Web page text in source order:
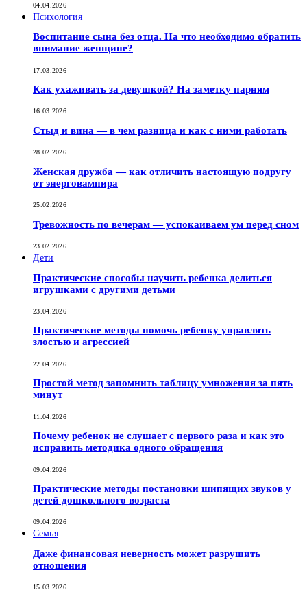
04.04.2026
Психология
Воспитание сына без отца. На что необходимо обратить
внимание женщине?
17.03.2026
Как ухаживать за девушкой? На заметку парням
16.03.2026
Стыд и вина — в чем разница и как с ними работать
28.02.2026
Женская дружба — как отличить настоящую подругу
от энерговампира
25.02.2026
Тревожность по вечерам — успокаиваем ум перед сном
23.02.2026
Дети
Практические способы научить ребенка делиться
игрушками с другими детьми
23.04.2026
Практические методы помочь ребенку управлять
злостью и агрессией
22.04.2026
Простой метод запомнить таблицу умножения за пять
минут
11.04.2026
Почему ребенок не слушает с первого раза и как это
исправить методика одного обращения
09.04.2026
Практические методы постановки шипящих звуков у
детей дошкольного возраста
09.04.2026
Семья
Даже финансовая неверность может разрушить
отношения
15.03.2026